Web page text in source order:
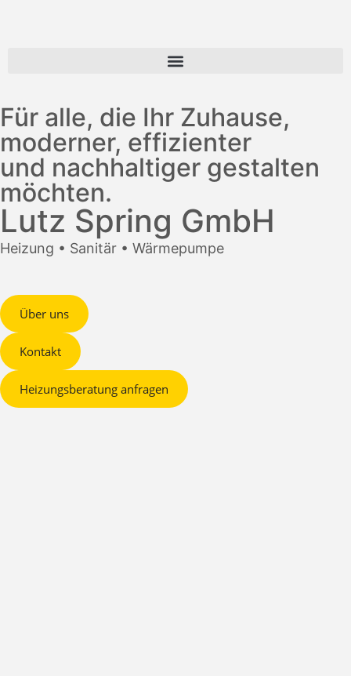
Für alle, die Ihr Zuhause,
moderner, effizienter
und nachhaltiger gestalten
möchten.
Lutz Spring GmbH
Heizung • Sanitär • Wärmepumpe
Über uns
Kontakt
Heizungsberatung anfragen